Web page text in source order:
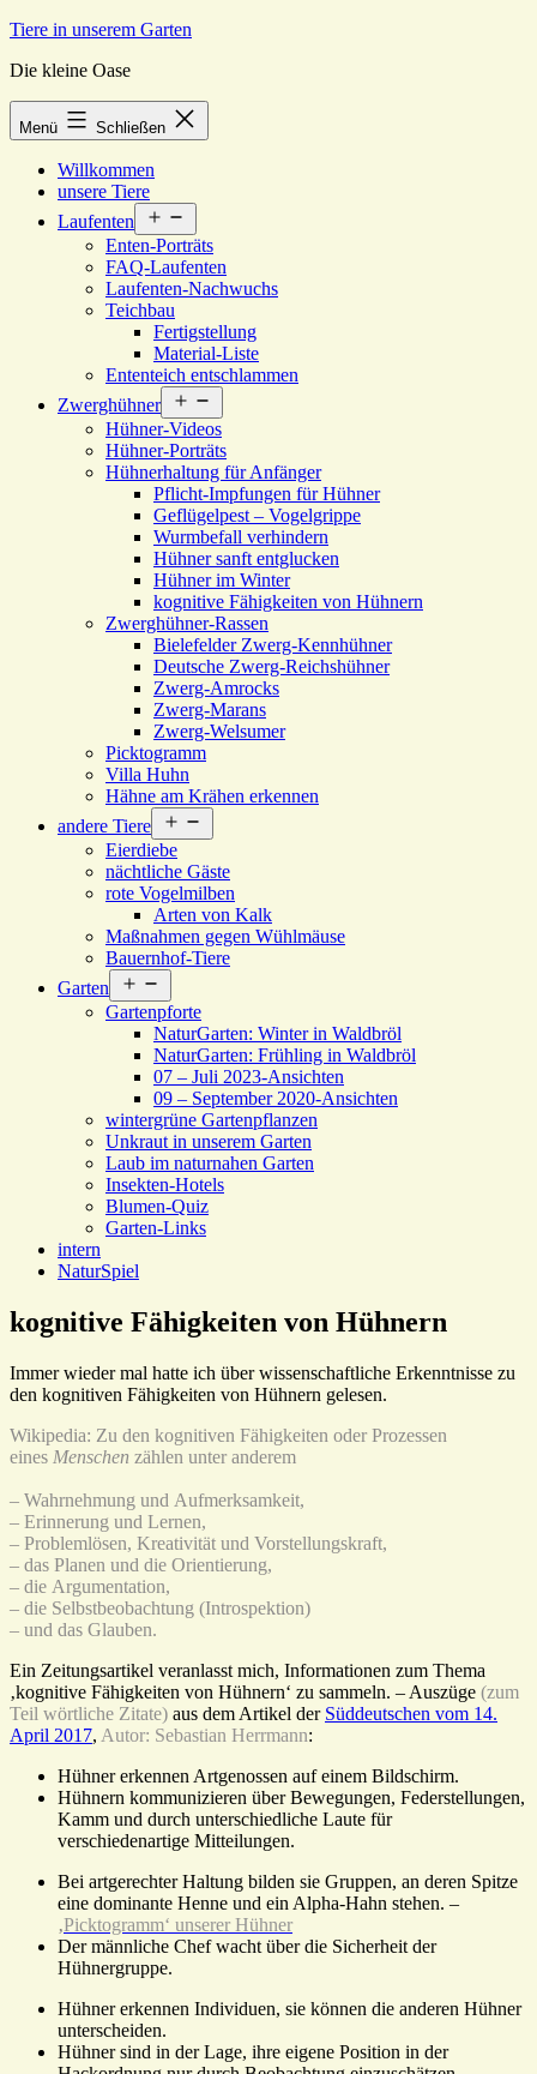
Zum
springen
Tiere in unserem Garten
Die kleine Oase
Menü Schließen
Willkommen
unsere Tiere
Laufenten
öffnen
Enten-Porträts
FAQ-Laufenten
Laufenten-Nachwuchs
Teichbau
Fertigstellung
Material-Liste
Ententeich entschlammen
Zwerghühner
öffnen
Hühner-Videos
Hühner-Porträts
Hühnerhaltung für Anfänger
Pflicht-Impfungen für Hühner
Geflügelpest – Vogelgrippe
Wurmbefall verhindern
Hühner sanft entglucken
Hühner im Winter
kognitive Fähigkeiten von Hühnern
Zwerghühner-Rassen
Bielefelder Zwerg-Kennhühner
Deutsche Zwerg-Reichshühner
Zwerg-Amrocks
Zwerg-Marans
Zwerg-Welsumer
Picktogramm
Villa Huhn
Hähne am Krähen erkennen
andere Tiere
öffnen
Eierdiebe
nächtliche Gäste
rote Vogelmilben
Arten von Kalk
Maßnahmen gegen Wühlmäuse
Bauernhof-Tiere
Garten
öffnen
Gartenpforte
NaturGarten: Winter in Waldbröl
NaturGarten: Frühling in Waldbröl
07 – Juli 2023-Ansichten
09 – September 2020-Ansichten
wintergrüne Gartenpflanzen
Unkraut in unserem Garten
Laub im naturnahen Garten
Insekten-Hotels
Blumen-Quiz
Garten-Links
intern
NaturSpiel
kognitive Fähigkeiten von Hühnern
Immer wieder mal hatte ich über wissenschaftliche Erkenntnisse zu
den kognitiven Fähigkeiten von Hühnern gelesen.
Wikipedia: Zu den kognitiven Fähigkeiten oder Prozessen
eines Menschen zählen unter anderem
– Wahrnehmung und Aufmerksamkeit,
– Erinnerung und Lernen,
– Problemlösen, Kreativität und Vorstellungskraft,
– das Planen und die Orientierung,
– die Argumentation,
– die Selbstbeobachtung (Introspektion)
– und das Glauben.
Ein Zeitungsartikel veranlasst mich, Informationen zum Thema
‚kognitive Fähigkeiten von Hühnern‘ zu sammeln. – Auszüge (zum
Teil wörtliche Zitate) aus dem Artikel der Süddeutschen vom 14.
April 2017, Autor: Sebastian Herrmann:
Hühner erkennen Artgenossen auf einem Bildschirm.
Hühnern kommunizieren über Bewegungen, Federstellungen,
Kamm und durch unterschiedliche Laute für
verschiedenartige Mitteilungen.
Bei artgerechter Haltung bilden sie Gruppen, an deren Spitze
eine dominante Henne und ein Alpha-Hahn stehen. –
‚Picktogramm‘ unserer Hühner
Der männliche Chef wacht über die Sicherheit der
Hühnergruppe.
Hühner erkennen Individuen, sie können die anderen Hühner
unterscheiden.
Hühner sind in der Lage, ihre eigene Position in der